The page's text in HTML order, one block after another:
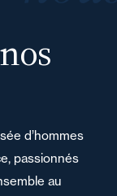
d’hommes
passionnés
au